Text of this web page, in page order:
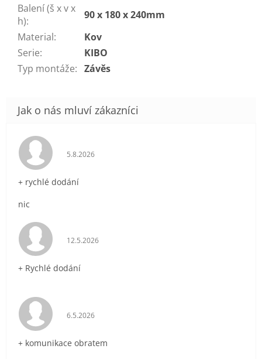
Balení (š x v x
h):
90 x 180 x 240mm
Material:
Kov
Serie:
KIBO
Typ montáže: Závěs
Hodnocení obchodu je 5 z 5 hvězdiček.
5.8.2026
+ rychlé dodání
nic
Hodnocení obchodu je 5 z 5 hvězdiček.
12.5.2026
+ Rychlé dodání
Hodnocení obchodu je 5 z 5 hvězdiček.
6.5.2026
+ komunikace obratem